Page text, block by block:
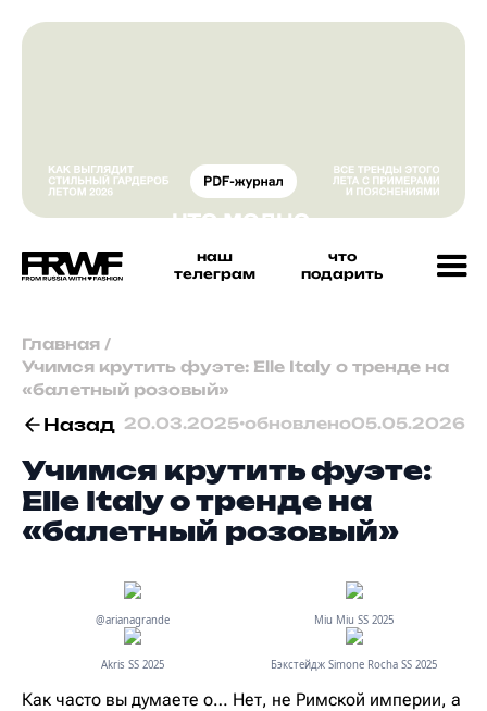
наш
телеграм
что
подарить
Главная /
Учимся крутить фуэте: Elle Italy о тренде на
«балетный розовый»
Назад 20.03.2025•обновлено05.05.2026
Учимся крутить фуэте:
Elle Italy о тренде на
«балетный розовый»
@arianagrande Miu Miu SS 2025
Akris SS 2025 Бэкстейдж Simone Rocha SS 2025
Как часто вы думаете о… Нет, не Римской империи, а